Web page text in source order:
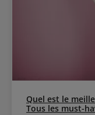
Quel est le
Tous les must-